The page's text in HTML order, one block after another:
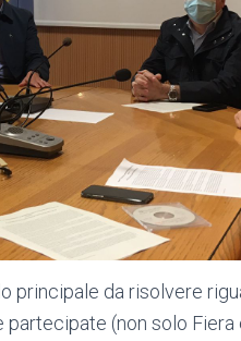
principale da risolvere
(non solo